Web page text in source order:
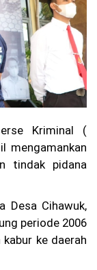
Kriminal (
mengamankan
tindak pidana
Desa Cihawuk,
periode 2006
ke daerah